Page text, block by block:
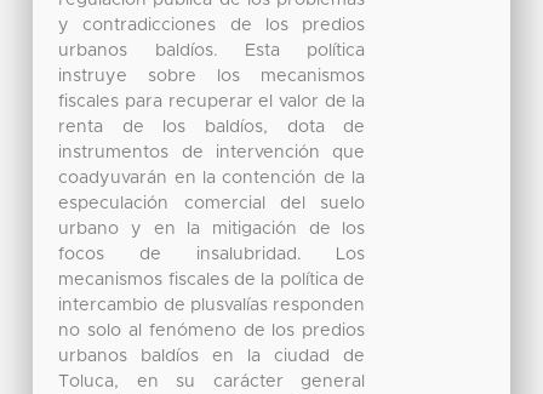
y contradicciones de los predios
urbanos baldíos. Esta política
instruye sobre los mecanismos
fiscales para recuperar el valor de la
renta de los baldíos, dota de
instrumentos de intervención que
coadyuvarán en la contención de la
especulación comercial del suelo
urbano y en la mitigación de los
focos de insalubridad. Los
mecanismos fiscales de la política de
intercambio de plusvalías responden
no solo al fenómeno de los predios
urbanos baldíos en la ciudad de
Toluca, en su carácter general